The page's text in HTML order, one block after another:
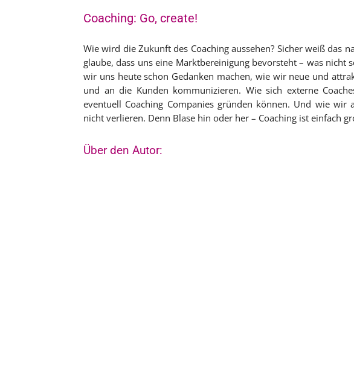
Coaching: Go, create!
Wie wird die Zukunft des Coaching aussehen? Sicher weiß das
glaube, dass uns eine Marktbereinigung bevorsteht – was nicht
wir uns heute schon Gedanken machen, wie wir neue und
und an die Kunden kommunizieren. Wie sich externe
eventuell Coaching Companies gründen können. Und wie wir
nicht verlieren. Denn Blase hin oder her – Coaching ist einfach
Über den Autor: